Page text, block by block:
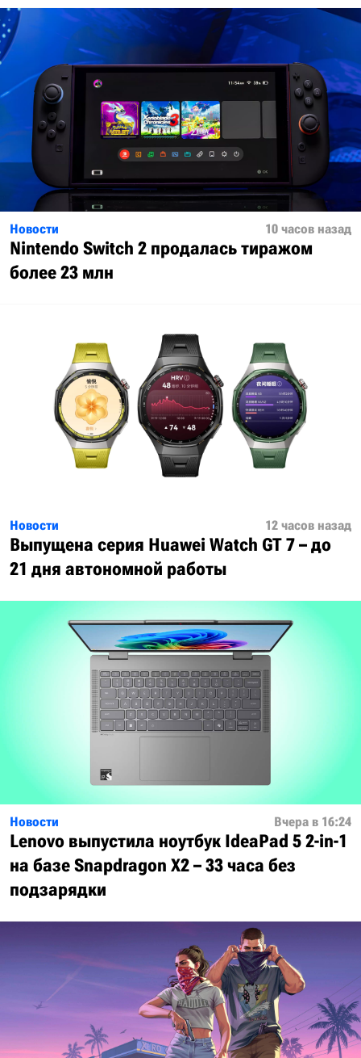
Новости 10 часов назад
Nintendo Switch 2 продалась тиражом
более 23 млн
Новости 12 часов назад
Выпущена серия Huawei Watch GT 7 – до
21 дня автономной работы
Новости Вчера в 16:24
Lenovo выпустила ноутбук IdeaPad 5 2-in-1
на базе Snapdragon X2 – 33 часа без
подзарядки